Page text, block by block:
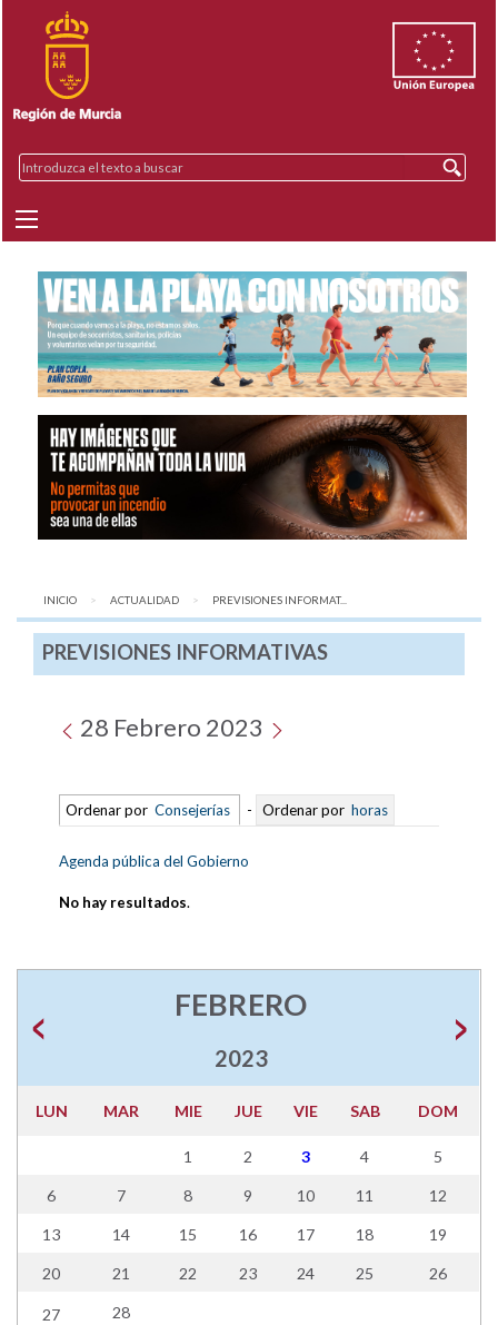
INICIO ACTUALIDAD AQUÍ:
PREVISIONES INFORMAT...
PREVISIONES INFORMATIVAS
28 Febrero 2023
Ordenar por Consejerías - Ordenar por horas
Agenda pública del Gobierno
No hay resultados.
FEBRERO
2023
LUN MAR MIE JUE VIE SAB DOM
1 2 3 4 5
6 7 8 9 10 11 12
13 14 15 16 17 18 19
20 21 22 23 24 25 26
27 28